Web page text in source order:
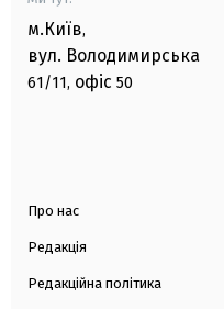
м.Київ,
вул. Володимирська
61/11, офіс 50
Про нас
Редакція
Редакційна політика